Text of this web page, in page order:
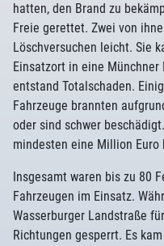
hatten, den Brand zu
Freie gerettet. Zwei von
Löschversuchen leicht. Sie
Einsatzort in eine
entstand Totalschaden.
Fahrzeuge brannten
oder sind schwer
mindesten eine Million Euro
Insgesamt waren bis zu 80
Fahrzeugen im Einsatz.
Wasserburger Landstraße
Richtungen gesperrt. Es